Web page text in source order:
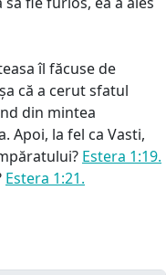
îl făcuse de
că a cerut sfatul
din mintea
Apoi, la fel ca Vasti,
Estera 1:19.
Estera 1:21.